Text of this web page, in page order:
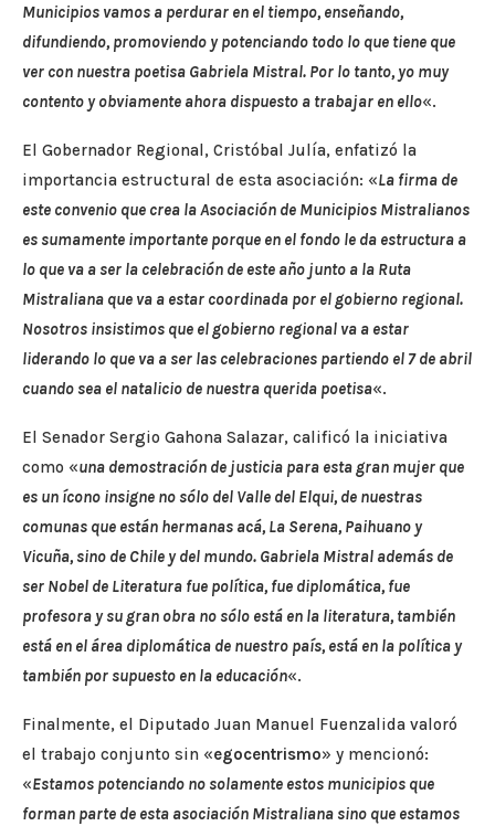
Municipios vamos a perdurar en el tiempo, enseñando,
difundiendo, promoviendo y potenciando todo lo que tiene que
ver con nuestra poetisa Gabriela Mistral. Por lo tanto, yo muy
contento y obviamente ahora dispuesto a trabajar en ello«.
El Gobernador Regional, Cristóbal Julía, enfatizó la
importancia estructural de esta asociación: «La firma de
este convenio que crea la Asociación de Municipios Mistralianos
es sumamente importante porque en el fondo le da estructura a
lo que va a ser la celebración de este año junto a la Ruta
Mistraliana que va a estar coordinada por el gobierno regional.
Nosotros insistimos que el gobierno regional va a estar
liderando lo que va a ser las celebraciones partiendo el 7 de abril
cuando sea el natalicio de nuestra querida poetisa«.
El Senador Sergio Gahona Salazar, calificó la iniciativa
como «una demostración de justicia para esta gran mujer que
es un ícono insigne no sólo del Valle del Elqui, de nuestras
comunas que están hermanas acá, La Serena, Paihuano y
Vicuña, sino de Chile y del mundo. Gabriela Mistral además de
ser Nobel de Literatura fue política, fue diplomática, fue
profesora y su gran obra no sólo está en la literatura, también
está en el área diplomática de nuestro país, está en la política y
también por supuesto en la educación«.
Finalmente, el Diputado Juan Manuel Fuenzalida valoró
el trabajo conjunto sin «egocentrismo» y mencionó:
«Estamos potenciando no solamente estos municipios que
forman parte de esta asociación Mistraliana sino que estamos